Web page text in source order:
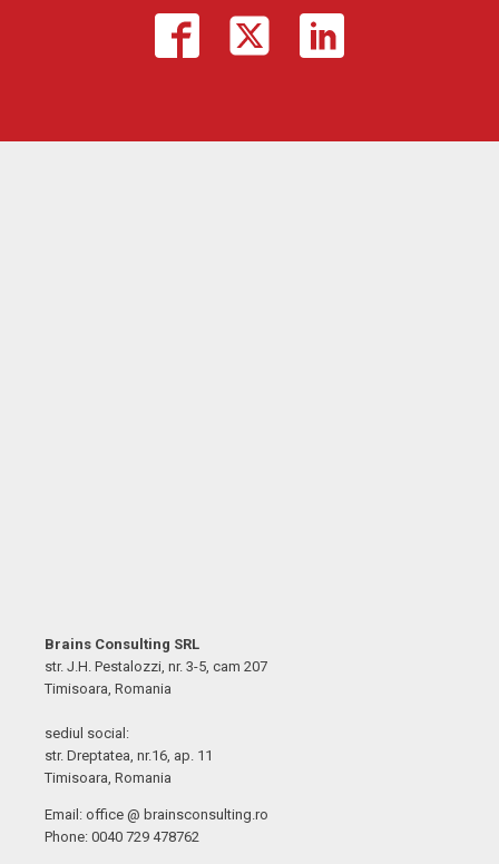
Brains Consulting SRL
str. J.H. Pestalozzi, nr. 3-5, cam 207
Timisoara, Romania
sediul social:
str. Dreptatea, nr.16, ap. 11
Timisoara, Romania
Email: office @ brainsconsulting.ro
Phone: 0040 729 478762